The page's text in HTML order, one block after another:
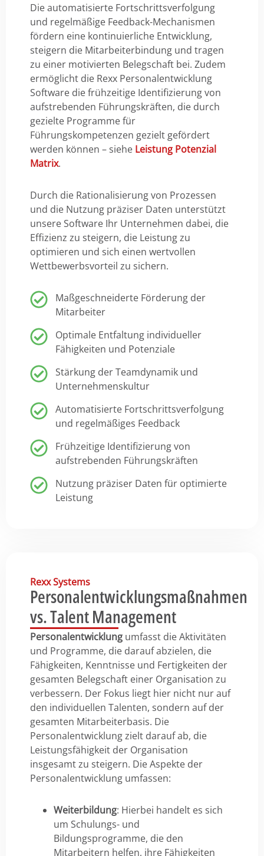
Die automatisierte Fortschrittsverfolgung
und regelmäßige Feedback-Mechanismen
fördern eine kontinuierliche Entwicklung,
steigern die Mitarbeiterbindung und tragen
zu einer motivierten Belegschaft bei. Zudem
ermöglicht die Rexx Personalentwicklung
Software die frühzeitige Identifizierung von
aufstrebenden Führungskräften, die durch
gezielte Programme für
Führungskompetenzen gezielt gefördert
werden können – siehe Leistung Potenzial
Matrix.
Durch die Rationalisierung von Prozessen
und die Nutzung präziser Daten unterstützt
unsere Software Ihr Unternehmen dabei, die
Effizienz zu steigern, die Leistung zu
optimieren und sich einen wertvollen
Wettbewerbsvorteil zu sichern.
Maßgeschneiderte Förderung der
Mitarbeiter
Optimale Entfaltung individueller
Fähigkeiten und Potenziale
Stärkung der Teamdynamik und
Unternehmenskultur
Automatisierte Fortschrittsverfolgung
und regelmäßiges Feedback
Frühzeitige Identifizierung von
aufstrebenden Führungskräften
Nutzung präziser Daten für optimierte
Leistung
Rexx Systems
Personalentwicklungsmaßnahmen
vs. Talent Management
Personalentwicklung umfasst die Aktivitäten
und Programme, die darauf abzielen, die
Fähigkeiten, Kenntnisse und Fertigkeiten der
gesamten Belegschaft einer Organisation zu
verbessern. Der Fokus liegt hier nicht nur auf
den individuellen Talenten, sondern auf der
gesamten Mitarbeiterbasis. Die
Personalentwicklung zielt darauf ab, die
Leistungsfähigkeit der Organisation
insgesamt zu steigern. Die Aspekte der
Personalentwicklung umfassen:
Weiterbildung: Hierbei handelt es sich
um Schulungs- und
Bildungsprogramme, die den
Mitarbeitern helfen, ihre Fähigkeiten